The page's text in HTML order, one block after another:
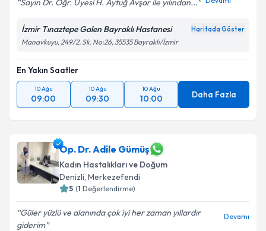
Sayın Dr. Öğr. Üyesi H. Aytuğ Avşar ile yılından...
İzmir Tınaztepe Galen Bayraklı Hastanesi Haritada Göster
Manavkuyu, 249/2. Sk. No:26, 35535 Bayraklı/İzmir
En Yakın Saatler
10 Ağu
09:00
10 Ağu
09:30
10 Ağu
10:00 Daha Fazla
Op. Dr. Adile Gümüş
Kadın Hastalıkları ve Doğum
Denizli, Merkezefendi
5 (1 Değerlendirme)
Güler yüzlü ve alanında çok iyi her zaman yıllardır
giderim
Devamı